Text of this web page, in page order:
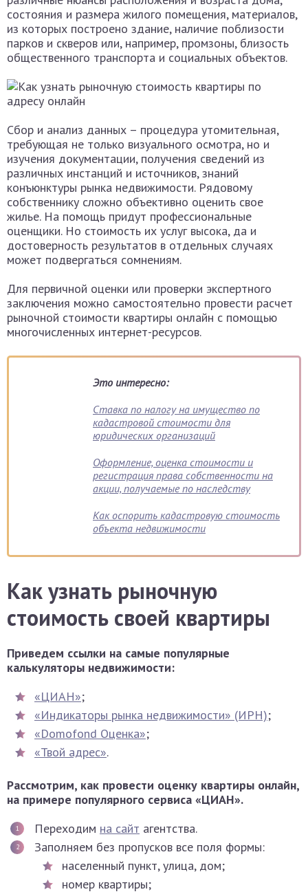
состояния и размера жилого помещения, материалов,
из которых построено здание, наличие поблизости
парков и скверов или, например, промзоны, близость
общественного транспорта и социальных объектов.
Сбор и анализ данных – процедура утомительная,
требующая не только визуального осмотра, но и
изучения документации, получения сведений из
различных инстанций и источников, знаний
конъюнктуры рынка недвижимости. Рядовому
собственнику сложно объективно оценить свое
жилье. На помощь придут профессиональные
оценщики. Но стоимость их услуг высока, да и
достоверность результатов в отдельных случаях
может подвергаться сомнениям.
Для первичной оценки или проверки экспертного
заключения можно самостоятельно провести расчет
рыночной стоимости квартиры онлайн с помощью
многочисленных интернет-ресурсов.
Это интересно:
Ставка по налогу на имущество по
кадастровой стоимости для
юридических организаций
Оформление, оценка стоимости и
регистрация права собственности на
акции, получаемые по наследству
Как оспорить кадастровую стоимость
объекта недвижимости
Как узнать рыночную
стоимость своей квартиры
Приведем ссылки на самые популярные
калькуляторы недвижимости:
«ЦИАН»;
«Индикаторы рынка недвижимости» (ИРН);
«Domofond Оценка»;
«Твой адрес».
Рассмотрим, как провести оценку квартиры онлайн,
на примере популярного сервиса «ЦИАН».
Переходим на сайт агентства.
Заполняем без пропусков все поля формы:
населенный пункт, улица, дом;
номер квартиры;